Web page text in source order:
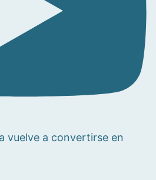
vuelve a convertirse en